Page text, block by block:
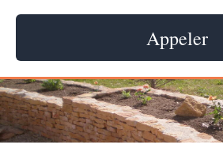
Appeler